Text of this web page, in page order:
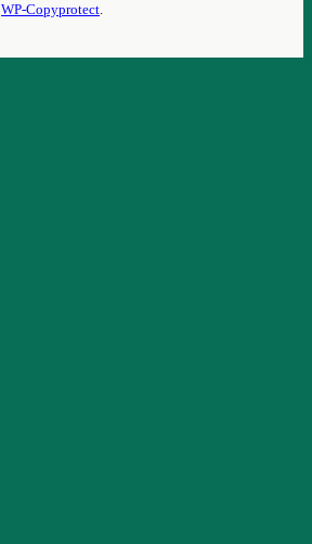
WP-Copyprotect.